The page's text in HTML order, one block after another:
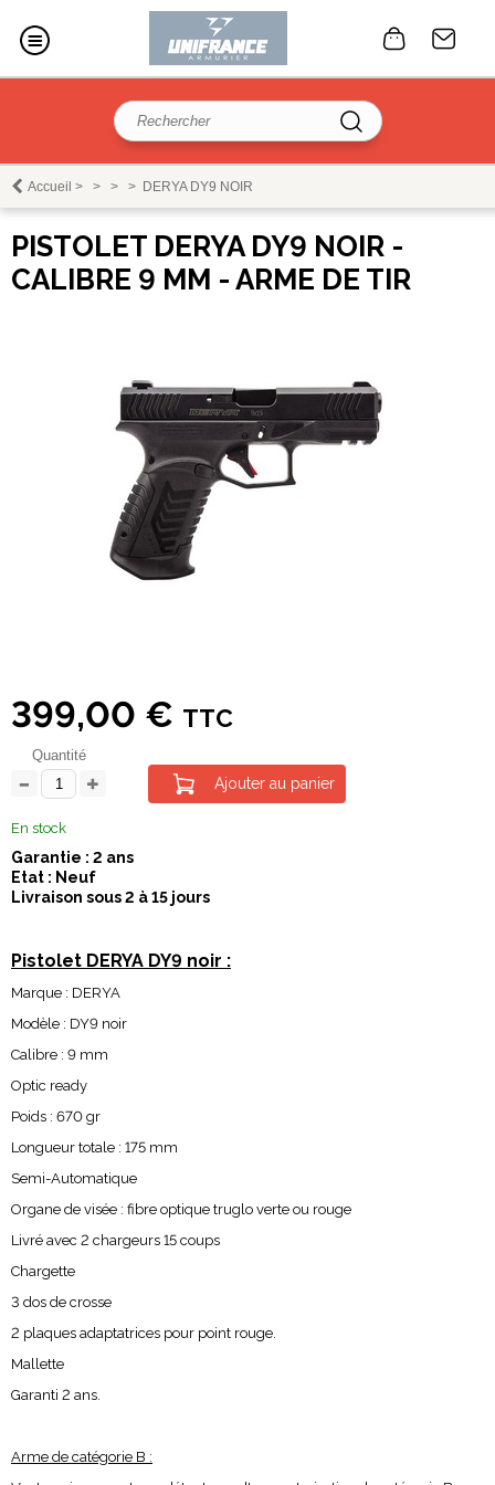
Accueil > > > > DERYA DY9 NOIR
PISTOLET DERYA DY9 NOIR -
CALIBRE 9 MM - ARME DE TIR
399,00 € TTC
Quantité
Ajouter au panier
En stock
Garantie : 2 ans
Etat : Neuf
Livraison sous 2 à 15 jours
Pistolet DERYA DY9 noir :
Marque : DERYA
Modèle : DY9 noir
Calibre : 9 mm
Optic ready
Poids : 670 gr
Longueur totale : 175 mm
Semi-Automatique
Organe de visée : fibre optique truglo verte ou rouge
Livré avec 2 chargeurs 15 coups
Chargette
3 dos de crosse
2 plaques adaptatrices pour point rouge.
Mallette
Garanti 2 ans.
Arme de catégorie B :